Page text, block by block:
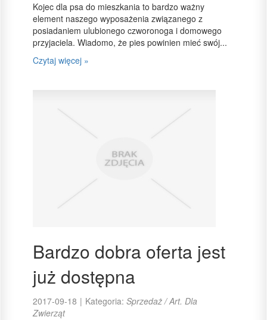
Kojec dla psa do mieszkania to bardzo ważny
element naszego wyposażenia związanego z
posiadaniem ulubionego czworonoga i domowego
przyjaciela. Wiadomo, że pies powinien mieć swój...
Czytaj więcej »
Bardzo dobra oferta jest
już dostępna
2017-09-18 | Kategoria: Sprzedaż / Art. Dla
Zwierząt